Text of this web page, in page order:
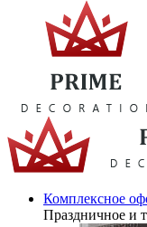
Комплексное
Праздничное и